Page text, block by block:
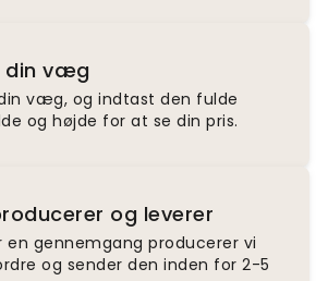
din væg
væg, og indtast den fulde
og højde for at se din pris.
og leverer
en gennemgang producerer vi
og sender den inden for 2-5